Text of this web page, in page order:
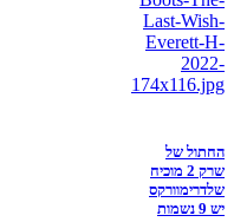
החתול של
שרק 2 מוכיח
שלדרימוורקס
יש 9 נשמות